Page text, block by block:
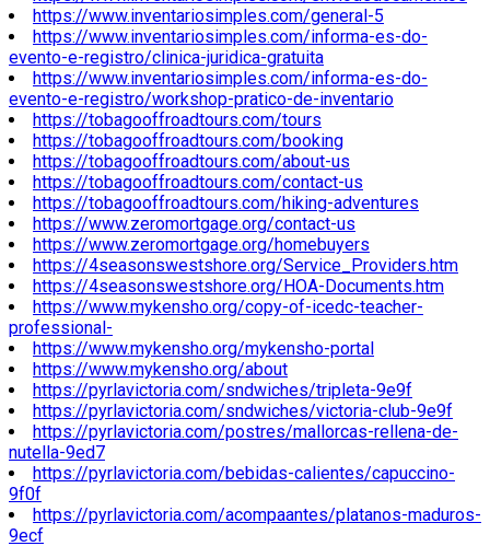
https://www.inventariosimples.com/general-5
https://www.inventariosimples.com/informa-es-do-
evento-e-registro/clinica-juridica-gratuita
https://www.inventariosimples.com/informa-es-do-
evento-e-registro/workshop-pratico-de-inventario
https://tobagooffroadtours.com/tours
https://tobagooffroadtours.com/booking
https://tobagooffroadtours.com/about-us
https://tobagooffroadtours.com/contact-us
https://tobagooffroadtours.com/hiking-adventures
https://www.zeromortgage.org/contact-us
https://www.zeromortgage.org/homebuyers
https://4seasonswestshore.org/Service_Providers.htm
https://4seasonswestshore.org/HOA-Documents.htm
https://www.mykensho.org/copy-of-icedc-teacher-
professional-
https://www.mykensho.org/mykensho-portal
https://www.mykensho.org/about
https://pyrlavictoria.com/sndwiches/tripleta-9e9f
https://pyrlavictoria.com/sndwiches/victoria-club-9e9f
https://pyrlavictoria.com/postres/mallorcas-rellena-de-
nutella-9ed7
https://pyrlavictoria.com/bebidas-calientes/capuccino-
9f0f
https://pyrlavictoria.com/acompaantes/platanos-maduros-
9ecf